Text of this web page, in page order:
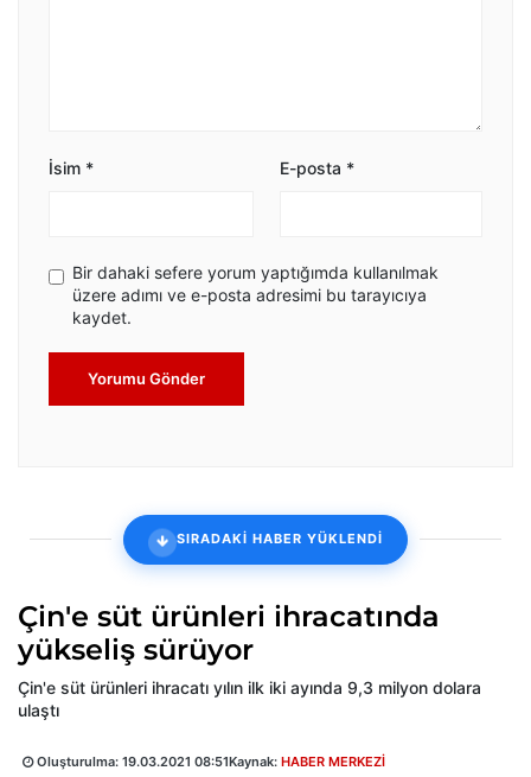
İsim * E-posta *
Bir dahaki sefere yorum yaptığımda kullanılmak
üzere adımı ve e-posta adresimi bu tarayıcıya
kaydet.
Yorumu Gönder
SIRADAKİ HABER YÜKLENDİ
Çin'e süt ürünleri ihracatında
yükseliş sürüyor
Çin'e süt ürünleri ihracatı yılın ilk iki ayında 9,3 milyon dolara
ulaştı
Oluşturulma: 19.03.2021 08:51Kaynak: HABER MERKEZİ